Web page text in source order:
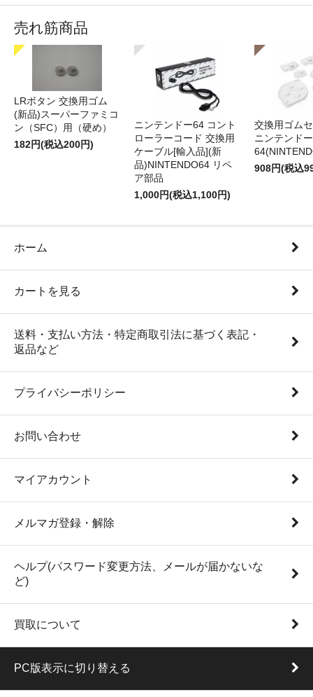
売れ筋商品
LRボタン 交換用ゴム
(新品)スーパーファミコ
ン（SFC）用（硬め）
182円(税込200円)
ニンテンドー64 コント
ローラーコード 交換用
ケーブル[輸入品](新
品)NINTENDO64 リペ
ア部品
1,000円(税込1,100円)
交換用ゴム
ニンテンドー
908円(税込
ホーム
カートを見る
送料・支払い方法・特定商取引法に基づく表記・
返品など
プライバシーポリシー
お問い合わせ
マイアカウント
メルマガ登録・解除
ヘルプ(パスワード変更方法、メールが届かないな
ど)
買取について
PC版表示に切り替える